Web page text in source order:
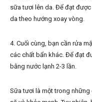
sữa tươi lên da. Để đạt
da theo hướng xoay vòng.
4. Cuối cùng, bạn cần rửa
các chất bẩn khác. Để đạt
bằng nước lạnh 2-3 lần.
Sữa tươi là một trong những